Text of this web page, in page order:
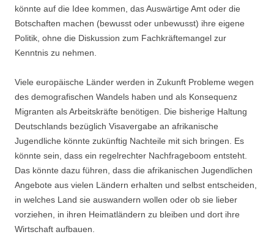
könnte auf die Idee kommen, das Auswärtige Amt oder die
Botschaften machen (bewusst oder unbewusst) ihre eigene
Politik, ohne die Diskussion zum Fachkräftemangel zur
Kenntnis zu nehmen.
Viele europäische Länder werden in Zukunft Probleme wegen
des demografischen Wandels haben und als Konsequenz
Migranten als Arbeitskräfte benötigen. Die bisherige Haltung
Deutschlands bezüglich Visavergabe an afrikanische
Jugendliche könnte zukünftig Nachteile mit sich bringen. Es
könnte sein, dass ein regelrechter Nachfrageboom entsteht.
Das könnte dazu führen, dass die afrikanischen Jugendlichen
Angebote aus vielen Ländern erhalten und selbst entscheiden,
in welches Land sie auswandern wollen oder ob sie lieber
vorziehen, in ihren Heimatländern zu bleiben und dort ihre
Wirtschaft aufbauen.